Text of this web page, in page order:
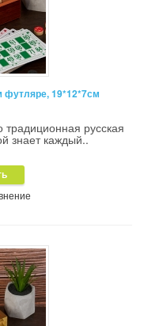
футляре, 19*12*7см
традиционная русская
знает каждый..